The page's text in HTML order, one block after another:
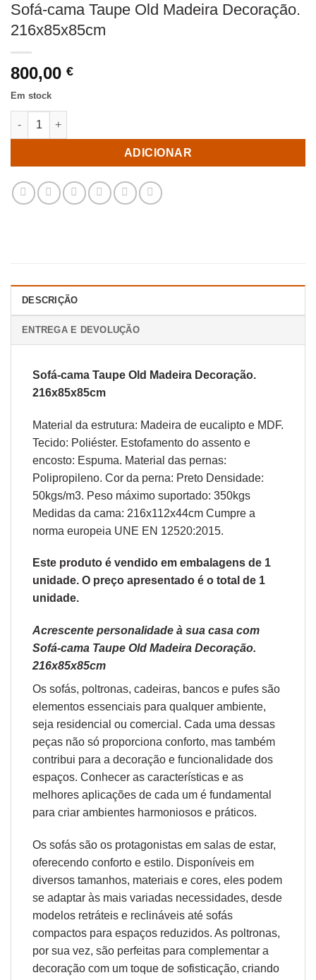
Sofá-cama Taupe Old Madeira Decoração.
216x85x85cm
800,00 €
Em stock
Quantidade de Sofá-cama Taupe Old Madeira Decoração.
ADICIONAR
DESCRIÇÃO
ENTREGA E DEVOLUÇÃO
Sofá-cama Taupe Old Madeira Decoração.
216x85x85cm
Material da estrutura: Madeira de eucalipto e MDF.
Tecido: Poliéster. Estofamento do assento e
encosto: Espuma. Material das pernas:
Polipropileno. Cor da perna: Preto Densidade:
50kgs/m3. Peso máximo suportado: 350kgs
Medidas da cama: 216x112x44cm Cumpre a
norma europeia UNE EN 12520:2015.
Este produto é vendido em embalagens de 1
unidade. O preço apresentado é o total de 1
unidade.
Acrescente personalidade à sua casa com
Sofá-cama Taupe Old Madeira Decoração.
216x85x85cm
Os sofás, poltronas, cadeiras, bancos e pufes são
elementos essenciais para qualquer ambiente,
seja residencial ou comercial. Cada uma dessas
peças não só proporciona conforto, mas também
contribui para a decoração e funcionalidade dos
espaços. Conhecer as características e as
melhores aplicações de cada um é fundamental
para criar ambientes harmoniosos e práticos.
Os sofás são os protagonistas em salas de estar,
oferecendo conforto e estilo. Disponíveis em
diversos tamanhos, materiais e cores, eles podem
se adaptar às mais variadas necessidades, desde
modelos retráteis e reclináveis até sofás
compactos para espaços reduzidos. As poltronas,
por sua vez, são perfeitas para complementar a
decoração com um toque de sofisticação, criando